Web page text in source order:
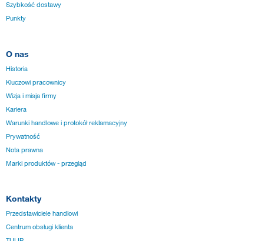
Szybkość dostawy
Punkty
O nas
Historia
Kluczowi pracownicy
Wizja i misja firmy
Kariera
Warunki handlowe i protokół reklamacyjny
Prywatność
Nota prawna
Marki produktów - przegląd
Kontakty
Przedstawiciele handlowi
Centrum obsługi klienta